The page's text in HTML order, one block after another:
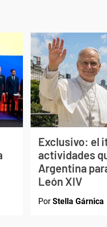
Exclusivo: el
actividades
Argentina
León XIV
PorStella Gárnica